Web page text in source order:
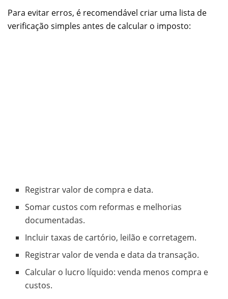
Para evitar erros, é recomendável criar uma lista de
verificação simples antes de calcular o imposto:
Registrar valor de compra e data.
Somar custos com reformas e melhorias
documentadas.
Incluir taxas de cartório, leilão e corretagem.
Registrar valor de venda e data da transação.
Calcular o lucro líquido: venda menos compra e
custos.